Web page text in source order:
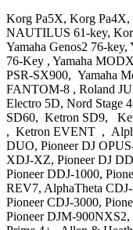
Korg Pa5X, Korg Pa4X, Korg Pa4X MG2 Edition , Korg NAUTILUS 61-key, Korg Pa1000 MG Edition, Korg PA-1000, Yamaha Genos2 76-key, Yamaha Genos 76-Key , Yamaha Tyros5 76-Key , Yamaha MODX8+ Plus, Yamaha PSR-A5000 , Yamaha PSR-SX900, Yamaha Montage 8 , Korg Kronos2 , Roland FANTOM-8 , Roland JUPITER-X , Nord Electro 6D , Nord Electro 5D, Nord Stage 4 , Nord Grand 2, Nord Piano 5 , Ketron SD60, Ketron SD9, Ketron SD7 , Ketron SD80 , Ketron SD60K , Ketron EVENT , AlphaTheta XDJ-AZ, AlphaTheta OMNIS-DUO, Pioneer DJ OPUS-QUAD, Pioneer DJ XDJ-RX3, Pioneer XDJ-XZ, Pioneer DJ DDJ-FLX10, AlphaTheta DDJ-GRV6, Pioneer DDJ-1000, Pioneer DDJ-1000SRT, Pioneer DJ DDJ-REV7, AlphaTheta CDJ-3000X ,AlphaTheta Euphonia DJ Mixer , Pioneer CDJ-3000, Pioneer DJ DJM-A9, Pioneer CDJ-2000NXS2, Pioneer DJM-900NXS2, Pioneer DJ DJM-V10-LF , Denon DJ Prime 4+ , Allen & Heath Xone:96 , Kontaktujte nás : WHATSAPP CHAT : +447451285577 , EMAIL: Gadgethousltd@gmail.com . Jsme dodavatelem DJ techniky, aranžérských kláves, syntezátorových kláves, klavíru a dalších hudebních nástrojů. Veškeré naše hudební vybavení je odesíláno z našeho skladu ve ŠPANĚLSKO. Tyto hudební vybavení jsou nové, originální, zabalené v krabici s veškerým příslušenstvím a je na ně 3 záruka. Nabízíme expresní doručení do většiny zemí po celém světě prostřednictvím DHL nebo FEDEX. Přijímáme platby Bankovním Převodem (IBAN). Pokud to, co hledáte, není uvedeno, kontaktujte nás a odešlete žádost. . Zájemci o koupi by nás měli kontaktovat přímo prostřednictvím: . EMAIL: Gadgethousltd@gmail.com EMAIL: Gadgethousltd@hotmail.com WHATSAPP CHAT : +447451285577 . Korg Pa5X 61-klávesová aranžérská klávesnice == 2200 EUR Korg Pa5X 76-klávesová aranžérská klávesnice == 2350 EUR Korg Pa5X 88-klávesová aranžérská klávesnice == 2600 EUR Korg PA700 61-klávesová aranžérská klávesnice == 680 EUR Korg Pa600 61-klávesová aranžérská klávesnice == 550 EUR Korg PA300 61-klávesová aranžérská klávesnice == 400 EUR Korg Pa700 ORIENTAL 61klávesová aranžérská klávesnice == 760 EUR Aranžérská klávesnice Korg Pa1000 61-Key Pro == 1000 EUR Korg Pa1000 MG Edition 61klávesová aranžérská klávesnice == 1100 EUR Korg Pa4X MG2 Edition 61klávesová aranžérská klávesnice == 1550 EUR Korg Pa4X Oriental MG2 Edition 61klávesová aranžérská klávesnice == 1650 EUR Korg Pa4X MG2 Edition – 76 kláves aranžér Klávesnice == 1700 EUR Korg Pa4X Oriental MG2 Edition 76klávesová aranžérská klávesnice == 1800 EUR Korg Pa4X 61-klávesová aranžérská klávesnice == 1450 EUR Korg Pa4X ORIENTAL 61-klávesová aranžérská klávesnice == 1500 EUR Korg Pa4X 76klávesová aranžérská klávesnice == 1550 EUR . Korg Pa4X ORIENTAL 76klávesová aranžérská klávesnice = 1600 EUR Korg Pa3X 61-klávesová aranžérská klávesnice == 800 EUR Korg Pa3X 76-klávesová aranžérská klávesnice = 930 EUR Korg NAUTILUS 61-key Synthesizer Workstation == 1100 EUR Korg NAUTILUS 73-key Synthesizer Workstation == 1200 EUR Korg NAUTILUS 88-key Synthesizer Workstation == 1350 EUR Korg Kronos2 88-key – hudební pracovní stanice == 1500 EUR Hudební pracovní stanice Korg KRONOS2 88 LS == 1250 EUR Korg Kronos2 73-key – hudební pracovní stanice == 1350 EUR Korg Kronos2 61-key – hudební pracovní stanice == 1250 EUR Hudební pracovní stanice/samplerová klávesnice Korg M3 s 61 klávesami == 500 EUR Hudební pracovní stanice Korg Krome EX 88 == 650 EUR Hudební pracovní stanice Korg Krome EX 61 == 500 EUR Hudební pracovní stanice Korg Krome EX 73 == 570 EUR Korg Prologue 61-klávesový 16-hlasý analogový syntezátor = 650 EUR Korg Prologue 49-klávesový 8hlasý analogový syntezátor == 500 EUR Korg ARP ODYSSEY FSQ REV1 == 600 EUR Korg Kross 2-88-MB 88klávesová syntezátorová pracovní stanice == 570 EUR Korg KingKORG 61-klávesový analogový modelovací syntezátor == 470 EUR Korg ARP 2600 M Semi-Modular Synthesizer == 680 EUR Syntezátor Korg ARP 2600 FS == 2400 EUR Klávesy Korg SV1-73 Stage Vintage Synthesizer === 530 EUR Klávesy Korg SV1-88 Stage Vintage Synthesizer === 600 EUR Yamaha Genos2 76-key Arranger Workstation == 2200 EUR Klávesnice Yamaha Genos 76-Key Arranger Workstation == 1800 EUR Yamaha PSR-SX900 61-key Arranger == 1000 EUR Yamaha PSR-